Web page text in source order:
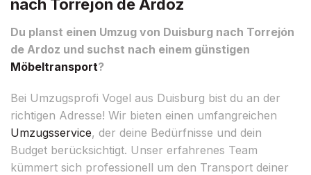
nach Torrejón de Ardoz
Du planst einen Umzug von Duisburg nach Torrejón
de Ardoz und suchst nach einem günstigen
Möbeltransport?
Bei Umzugsprofi Vogel aus Duisburg bist du an der
richtigen Adresse! Wir bieten einen umfangreichen
Umzugsservice, der deine Bedürfnisse und dein
Budget berücksichtigt. Unser erfahrenes Team
kümmert sich professionell um den Transport deiner